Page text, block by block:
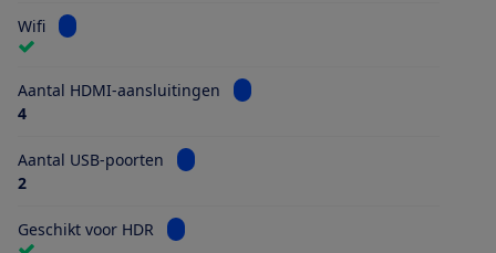
Wifi Bekijk informatie voor Wifi
Aantal HDMI-aansluitingen
Bekijk informatie voor Aantal
4
Aantal USB-poorten
Bekijk informatie voor Aantal USB-poorten
2
Geschikt voor HDR Bekijk informatie voor Geschikt voor HDR